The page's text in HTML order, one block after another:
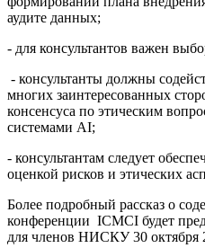
аудите данных;
- для консультантов важен
- консультанты должны
многих заинтересованных
консенсуса по этическим
системами AI;
- консультантам следует
оценкой рисков и этических
Более подробный рассказ о
конференции ICMCI будет
для членов НИСКУ 30 октября